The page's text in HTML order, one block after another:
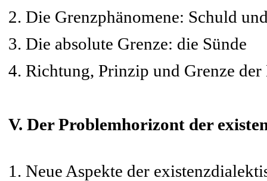
2. Die Grenzphänomene: Schuld
3. Die absolute Grenze: die Sünde
4. Richtung, Prinzip und Grenze
V. Der Problemhorizont der
1. Neue Aspekte der